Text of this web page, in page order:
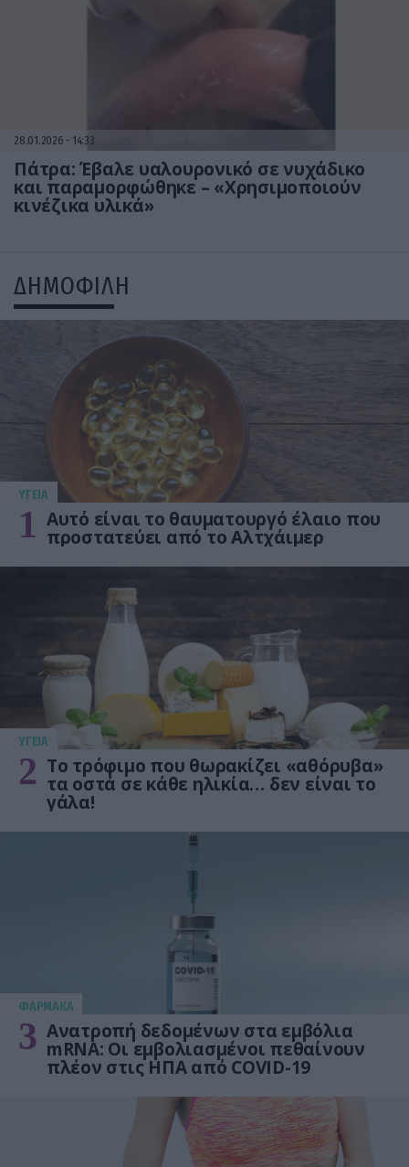
28.01.2026 14:33
Πάτρα: Έβαλε υαλουρονικό σε νυχάδικο
και παραμορφώθηκε – «Χρησιμοποιούν
κινέζικα υλικά»
ΔΗΜΟΦΙΛΗ
ΥΓΕΙΑ
1 Αυτό είναι το θαυματουργό έλαιο που
προστατεύει από το Αλτχάιμερ
ΥΓΕΙΑ
2 Το τρόφιμο που θωρακίζει «αθόρυβα»
τα οστά σε κάθε ηλικία… δεν είναι το
γάλα!
ΦΑΡΜΑΚΑ
3 Ανατροπή δεδομένων στα εμβόλια
mRNA: Οι εμβολιασμένοι πεθαίνουν
πλέον στις ΗΠΑ από COVID-19